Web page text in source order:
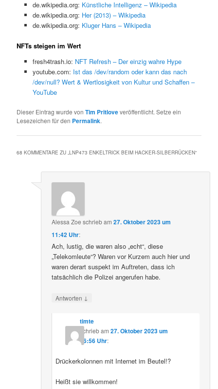
de.wikipedia.org: Künstliche Intelligenz – Wikipedia
de.wikipedia.org: Her (2013) – Wikipedia
de.wikipedia.org: Kluger Hans – Wikipedia
NFTs steigen im Wert
fresh4trash.io: NFT Refresh – Der einzig wahre Hype
youtube.com: Ist das /dev/random oder kann das nach
/dev/null? Wert & Wertlosigkeit von Kultur und Schaffen –
YouTube
Dieser Eintrag wurde vonTim Pritloveveröffentlicht. Setze ein
Lesezeichen für den Permalink.
68 KOMMENTARE ZU „LNP473 ENKELTRICK BEIM HACKER-SILBERRÜCKEN“
Alessa Zoe schriebam27. Oktober 2023 um
11:42 Uhr:
Ach, lustig, die waren also „echt“, diese
„Telekomleute“? Waren vor Kurzem auch hier und
waren derart suspekt im Auftreten, dass ich
tatsächlich die Polizei angerufen habe.
Antworten ↓
timte
schriebam 27. Oktober 2023 um
16:56 Uhr:
Drückerkolonnen mit Internet im Beutel!?
Heißt sie willkommen!